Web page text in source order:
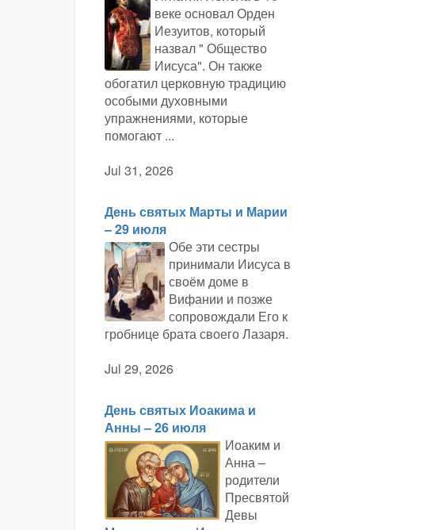
веке основал Орден
Иезуитов, который
назвал " Общество
Иисуса". Он также
обогатил церковную традицию
особыми духовными
упражнениями, которые
помогают ...
Jul 31, 2026
День святых Марты и Марии
– 29 июля
Обе эти сестры
принимали Иисуса в
своём доме в
Вифании и позже
сопровождали Его к
гробнице брата своего Лазаря.
Jul 29, 2026
День святых Иоакима и
Анны – 26 июля
Иоаким и
Анна –
родители
Пресвятой
Девы